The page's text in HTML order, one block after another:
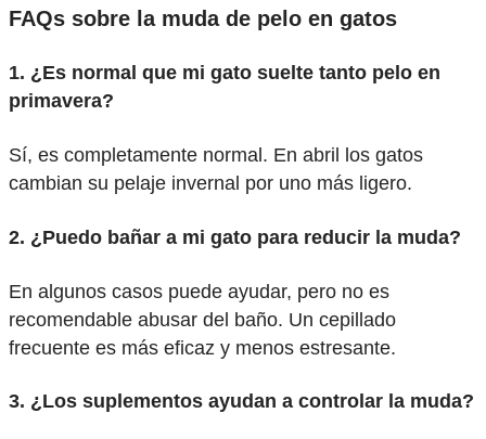
FAQs sobre la muda de pelo en gatos
1. ¿Es normal que mi gato suelte tanto pelo en
primavera?
Sí, es completamente normal. En abril los gatos
cambian su pelaje invernal por uno más ligero.
2. ¿Puedo bañar a mi gato para reducir la muda?
En algunos casos puede ayudar, pero no es
recomendable abusar del baño. Un cepillado
frecuente es más eficaz y menos estresante.
3. ¿Los suplementos ayudan a controlar la muda?